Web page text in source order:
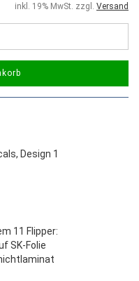
inkl. 19% MwSt. zzgl. Versand
11 Flipper:
SK-Folie